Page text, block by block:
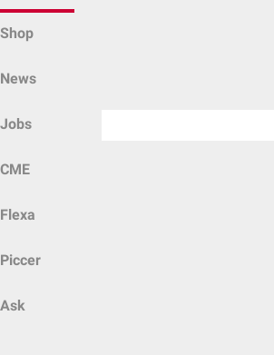
Shop
News
Jobs
CME
Flexa
Piccer
Ask